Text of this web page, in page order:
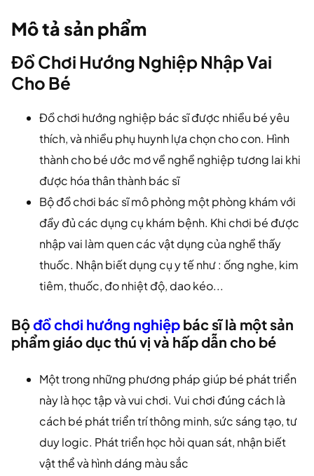
Mô tả sản phẩm
Đồ Chơi Hướng Nghiệp Nhập Vai
Cho Bé
Đồ chơi hướng nghiệp bác sĩ được nhiều bé yêu
thích, và nhiều phụ huynh lựa chọn cho con. Hình
thành cho bé ước mơ về nghề nghiệp tương lai khi
được hóa thân thành bác sĩ
Bộ đồ chơi bác sĩ mô phỏng một phòng khám với
đầy đủ các dụng cụ khám bệnh. Khi chơi bé được
nhập vai làm quen các vật dụng của nghề thấy
thuốc. Nhận biết dụng cụ y tế như : ống nghe, kim
tiêm, thuốc, đo nhiệt độ, dao kéo...
Bộđồ chơi hướng nghiệp bác sĩ là một sản
phẩm giáo dục thú vị và hấp dẫn cho bé
Một trong những phương pháp giúp bé phát triển
này là học tập và vui chơi. Vui chơi đúng cách là
cách bé phát triển trí thông minh, sức sáng tạo, tư
duy logic. Phát triển học hỏi quan sát, nhận biết
vật thể và hình dáng màu sắc